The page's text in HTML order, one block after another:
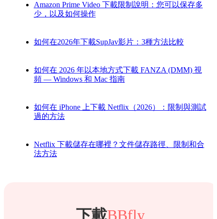
Amazon Prime Video 下載限制說明：您可以保存多
少，以及如何操作
如何在2026年下載SupJav影片：3種方法比較
如何在 2026 年以本地方式下載 FANZA (DMM) 視
頻 — Windows 和 Mac 指南
如何在 iPhone 上下載 Netflix（2026）：限制與測試
過的方法
Netflix 下載儲存在哪裡？文件儲存路徑、限制和合
法方法
下載BBfly